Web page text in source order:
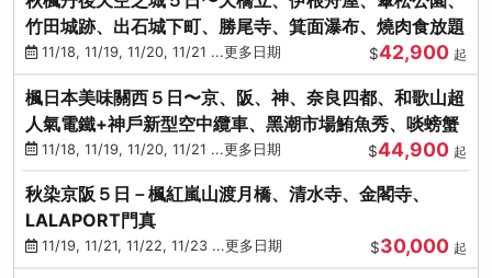
竹田城跡、出石城下町、勝尾寺、箕面瀑布、燒肉食放題
11/18, 11/19, 11/20, 11/21 ...更多日期 $42,900 起
楓日本美味關西５日〜京、阪、神、奈良四都、和歌山超
人氣電鐵+神戶新型空中纜車、黑潮市場鮪魚秀、啖螃蟹
11/18, 11/19, 11/20, 11/21 ...更多日期 $44,900 起
秋染京阪５日－楓紅嵐山渡月橋、清水寺、金閣寺、
LALAPORT門真
11/19, 11/21, 11/22, 11/23 ...更多日期 $30,000 起